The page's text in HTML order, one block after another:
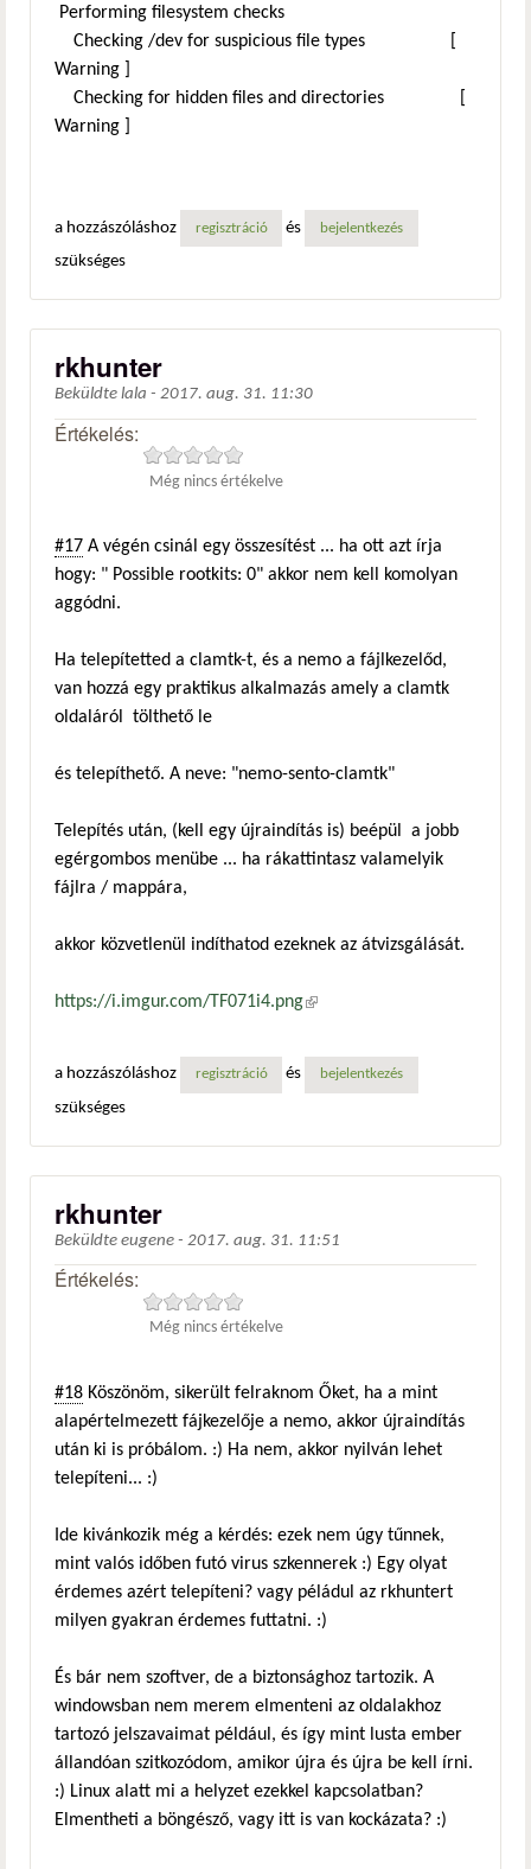
Performing filesystem checks
Checking /dev for suspicious file types [
Warning ]
Checking for hidden files and directories [
Warning ]
a hozzászóláshoz regisztráció és bejelentkezés
szükséges
rkhunter
Beküldte lala - 2017. aug. 31. 11:30
Értékelés:
Még nincs értékelve
#17 A végén csinál egy összesítést ... ha ott azt írja
hogy: " Possible rootkits: 0" akkor nem kell komolyan
aggódni.
Ha telepítetted a clamtk-t, és a nemo a fájlkezelőd,
van hozzá egy praktikus alkalmazás amely a clamtk
oldaláról tölthető le
és telepíthető. A neve: "nemo-sento-clamtk"
Telepítés után, (kell egy újraindítás is) beépül a jobb
egérgombos menübe ... ha rákattintasz valamelyik
fájlra / mappára,
akkor közvetlenül indíthatod ezeknek az átvizsgálását.
https://i.imgur.com/TF071i4.png(külső hivatkozás)
a hozzászóláshoz regisztráció és bejelentkezés
szükséges
rkhunter
Beküldte eugene - 2017. aug. 31. 11:51
Értékelés:
Még nincs értékelve
#18 Köszönöm, sikerült felraknom Őket, ha a mint
alapértelmezett fájkezelője a nemo, akkor újraindítás
után ki is próbálom. :) Ha nem, akkor nyilván lehet
telepíteni... :)
Ide kivánkozik még a kérdés: ezek nem úgy tűnnek,
mint valós időben futó virus szkennerek :) Egy olyat
érdemes azért telepíteni? vagy péládul az rkhuntert
milyen gyakran érdemes futtatni. :)
És bár nem szoftver, de a biztonsághoz tartozik. A
windowsban nem merem elmenteni az oldalakhoz
tartozó jelszavaimat például, és így mint lusta ember
állandóan szitkozódom, amikor újra és újra be kell írni.
:) Linux alatt mi a helyzet ezekkel kapcsolatban?
Elmentheti a böngésző, vagy itt is van kockázata? :)